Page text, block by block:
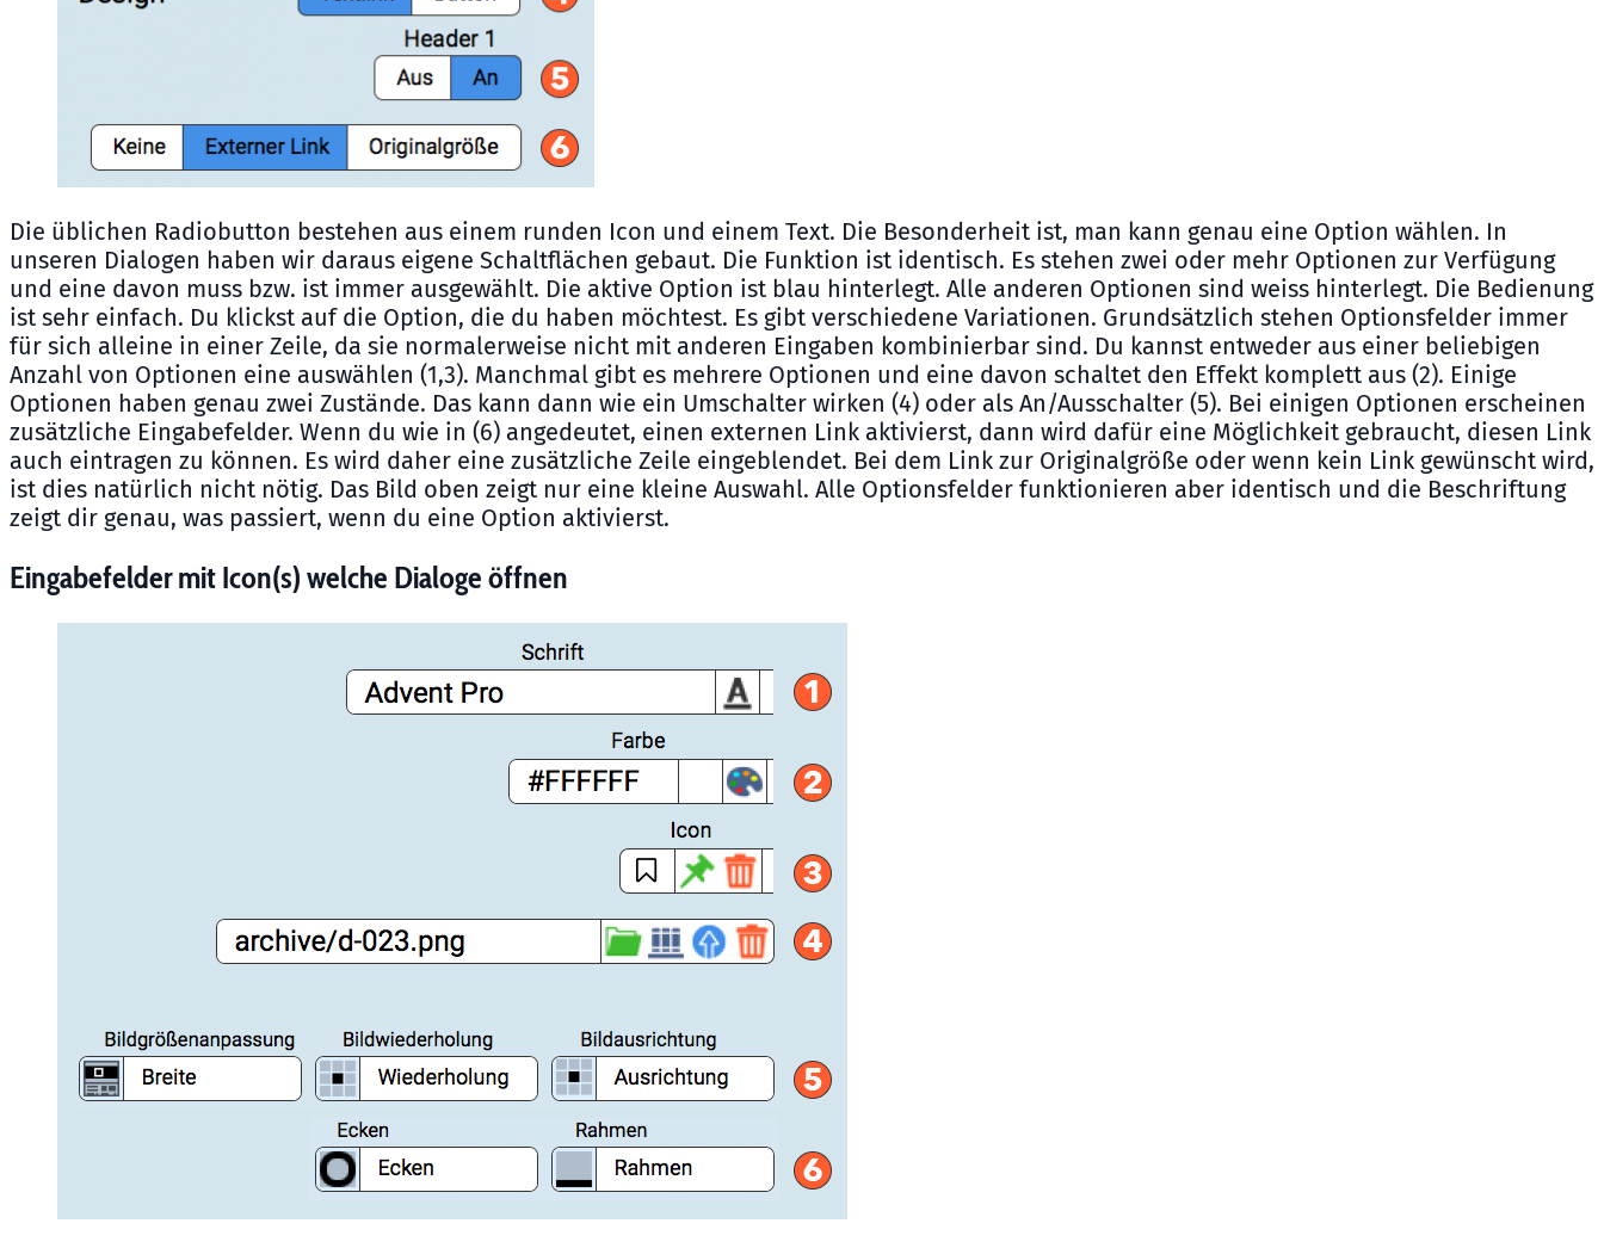
Die üblichen Radiobutton bestehen aus einem runden Icon und einem Text. Die Besonderheit ist, man kann genau eine Option wählen. In
unseren Dialogen haben wir daraus eigene Schaltflächen gebaut. Die Funktion ist identisch. Es stehen zwei oder mehr Optionen zur Verfügung
und eine davon muss bzw. ist immer ausgewählt. Die aktive Option ist blau hinterlegt. Alle anderen Optionen sind weiss hinterlegt. Die Bedienung
ist sehr einfach. Du klickst auf die Option, die du haben möchtest. Es gibt verschiedene Variationen. Grundsätzlich stehen Optionsfelder immer
für sich alleine in einer Zeile, da sie normalerweise nicht mit anderen Eingaben kombinierbar sind. Du kannst entweder aus einer beliebigen
Anzahl von Optionen eine auswählen (1,3). Manchmal gibt es mehrere Optionen und eine davon schaltet den Effekt komplett aus (2). Einige
Optionen haben genau zwei Zustände. Das kann dann wie ein Umschalter wirken (4) oder als An/Ausschalter (5). Bei einigen Optionen erscheinen
zusätzliche Eingabefelder. Wenn du wie in (6) angedeutet, einen externen Link aktivierst, dann wird dafür eine Möglichkeit gebraucht, diesen Link
auch eintragen zu können. Es wird daher eine zusätzliche Zeile eingeblendet. Bei dem Link zur Originalgröße oder wenn kein Link gewünscht wird,
ist dies natürlich nicht nötig. Das Bild oben zeigt nur eine kleine Auswahl. Alle Optionsfelder funktionieren aber identisch und die Beschriftung
zeigt dir genau, was passiert, wenn du eine Option aktivierst.
Eingabefelder mit Icon(s) welche Dialoge öffnen